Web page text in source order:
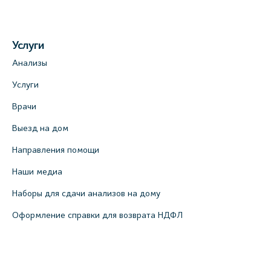
Медицинский центр на пр. Просвещения,
+7 (812) 660-73-69
На карте
(официальный партнер), Красносельское
шоссе, 54, к.3
Услуги
Анализы
Услуги
Врачи
Выезд на дом
Направления помощи
Наши медиа
Наборы для сдачи анализов на дому
Оформление справки для возврата НДФЛ